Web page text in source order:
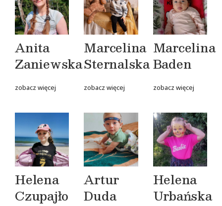
Anita
Zaniewska
zobacz więcej
Marcelina
Sternalska
zobacz więcej
Marcelina
Baden
zobacz więcej
Helena
Czupajło
Artur
Duda
Helena
Urbańska